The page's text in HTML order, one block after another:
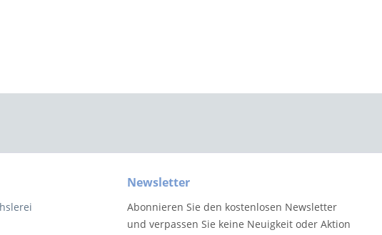
Newsletter
Abonnieren Sie den kostenlosen Newsletter
und verpassen Sie keine Neuigkeit oder Aktion